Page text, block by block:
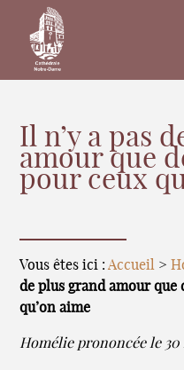
Il n’y a pas
amour que
pour ceux
Vous êtes ici :Accueil >
de plus grand amour que
qu’on aime
Homélie prononcée le 30